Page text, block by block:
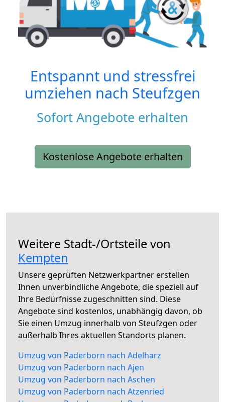
Entspannt und stressfrei
umziehen nach Steufzgen
Sofort Angebote erhalten
Kostenlose Angebote erhalten
Weitere Stadt-/Ortsteile von
Kempten
Unsere geprüften Netzwerkpartner erstellen
Ihnen unverbindliche Angebote, die speziell auf
Ihre Bedürfnisse zugeschnitten sind. Diese
Angebote sind kostenlos, unabhängig davon, ob
Sie einen Umzug innerhalb von Steufzgen oder
außerhalb Ihres aktuellen Standorts planen.
Umzug von Paderborn nach Adelharz
Umzug von Paderborn nach Ajen
Umzug von Paderborn nach Aschen
Umzug von Paderborn nach Atzenried